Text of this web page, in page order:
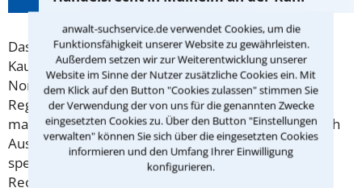
anwalt-suchservice.de verwendet Cookies, um die
Funktionsfähigkeit unserer Website zu gewährleisten.
Außerdem setzen wir zur Weiterentwicklung unserer
Website im Sinne der Nutzer zusätzliche Cookies ein. Mit
dem Klick auf den Button "Cookies zulassen" stimmen Sie
der Verwendung der von uns für die genannten Zwecke
eingesetzten Cookies zu. Über den Button "Einstellungen
verwalten" können Sie sich über die eingesetzten Cookies
informieren und den Umfang Ihrer Einwilligung
konfigurieren.
Das Handelsrechtreicht vom kleinen
Kaufmannsladen bis zu einer großen Reederei in
Norddeutschland. Grundsätzlich gelten viele
Regelungen im Handelsrecht für alle Kaufleute. Für
manche Branchen oder Firmengrößen gibt es jedoch
Ausnahmen. Ein im Handelsrecht auf Ihren Bereich
spezialisierter Anwalt kann Ihnen bei Ihrem
Rechtsproblem kompetent und konsequent helfen.